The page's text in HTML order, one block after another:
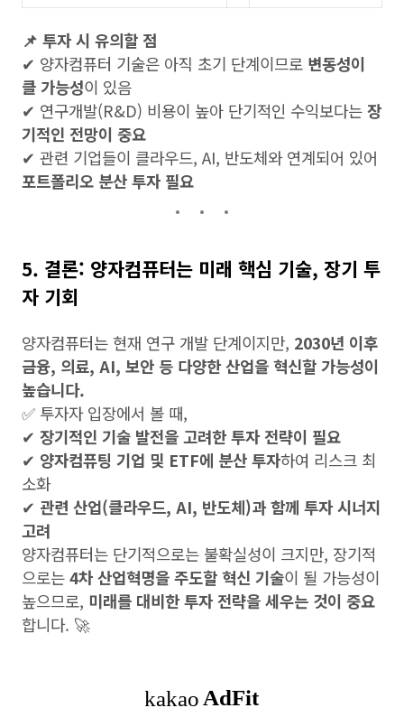
📌 투자 시 유의할 점
✔ 양자컴퓨터 기술은 아직 초기 단계이므로 변동성이
클 가능성이 있음
✔ 연구개발(R&D) 비용이 높아 단기적인 수익보다는장
기적인 전망이 중요
✔ 관련 기업들이 클라우드, AI, 반도체와 연계되어 있어
포트폴리오 분산 투자 필요
5. 결론: 양자컴퓨터는 미래 핵심 기술, 장기 투
자 기회
양자컴퓨터는 현재 연구 개발 단계이지만, 2030년 이후
금융, 의료, AI, 보안 등 다양한 산업을 혁신할 가능성이
높습니다.
✅ 투자자 입장에서 볼 때,
✔ 장기적인 기술 발전을 고려한 투자 전략이 필요
✔ 양자컴퓨팅 기업 및 ETF에 분산 투자하여 리스크 최
소화
✔ 관련 산업(클라우드, AI, 반도체)과 함께 투자 시너지
고려
양자컴퓨터는 단기적으로는 불확실성이 크지만, 장기적
으로는4차 산업혁명을 주도할 혁신 기술이 될 가능성이
높으므로, 미래를 대비한 투자 전략을 세우는 것이 중요
합니다. 🚀